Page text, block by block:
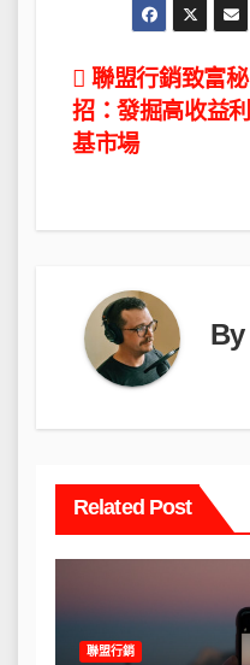
文
章
覽
聯盟行銷致富秘
招：發掘高收益利
基市場
By
Related Post
聯盟行銷